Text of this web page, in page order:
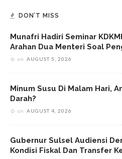
DON’T MISS
Munafri Hadiri Seminar
Arahan Dua Menteri Soal
on AUGUST 5, 2026
Minum Susu Di Malam Hari,
Darah?
on AUGUST 4, 2026
Gubernur Sulsel Audiensi
Kondisi Fiskal Dan Transfer